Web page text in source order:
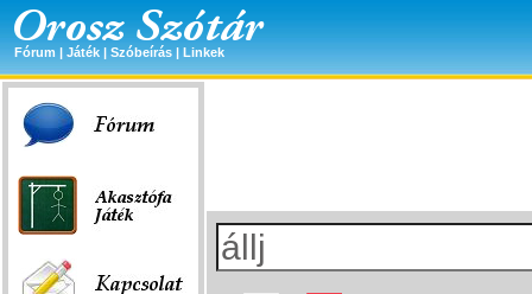
Fórum | Játék | Szóbeírás | Linkek